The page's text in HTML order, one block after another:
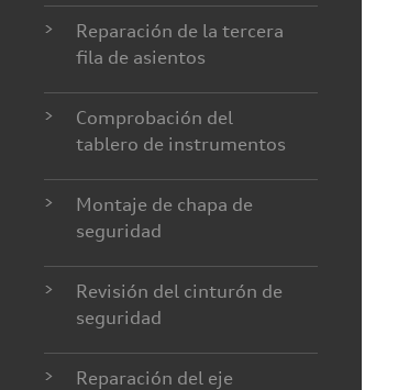
>
Reparación de la tercera
fila de asientos
>
Comprobación del
tablero de instrumentos
>
Montaje de chapa de
seguridad
>
Revisión del cinturón de
seguridad
>
Reparación del eje